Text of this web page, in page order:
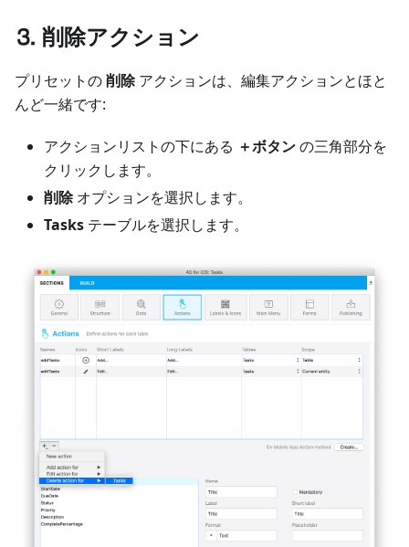
⒊ 削除アクション
プリセットの削除アクションは、編集アクションとほと
んど一緒です:
アクションリストの下にある ＋ボタンの三角部分を
クリックします。
削除オプションを選択します。
Tasks テーブルを選択します。